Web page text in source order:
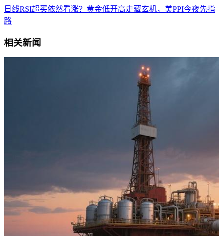
日线RSI超买依然看涨？黄金低开高走藏玄机，美PPI今夜先指
路
相关新闻